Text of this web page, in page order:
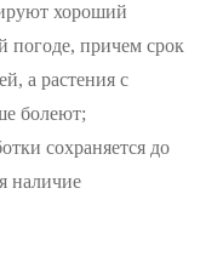
хороший
погоде, причем срок
а растения с
болеют;
сохраняется до
наличие